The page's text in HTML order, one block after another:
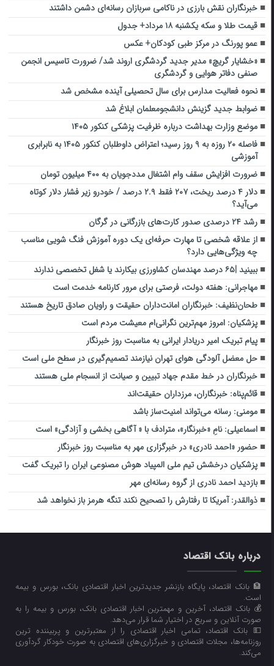
خبرنگاران نقش بارزی در ناکامی سربازان رسانه‌ای دشمن داشتند
قیمت طلا و سکه یکشنبه ۱۸ مرداد+ جدول
عمو پورنگ در مرکز طبی کودکان+ عکس
«خشایار گریچ» مدیر جدید گردشگری اروند شد/ ضرورت تاسیس انجمن
صنفی دفاتر هوایی و گردشگری
نحوه فعالیت مدارس برای سال تحصیلی آینده مشخص شد
ضوابط جدید گزینش دانشجومعلمان ابلاغ شد
موضع وزارت بهداشت درباره ظرفیت پزشکی کنکور ۱۴۰۵
فاصله ۲۰ روزه به ۹ روز رسید؛ اعتراض داوطلبان کنکور ۱۴۰۵ به نابرابری
آموزشی
ضرورت افزایش سقف وام اشتغال مددجویان به ۴۰۰ میلیون تومان
دلار ۴ درصد ریخت، ۲۰۷ فقط ۲.۹ درصد / خودرو زیر فشار دلار کوتاه
می‌آید؟
رشد ۲۴ درصدی صدور کارت‌های بازرگانی در گرگان
از علاقه شخصی تا مهارت حرفه‌ای یک دوره آموزش فنگ شویی مناسب
چه ویژگی‌هایی دارد؟
ببینید |۶۵ درصد مهندسان کشاورزی بیکارند یا شغل تخصصی ندارند
مهاجرانی: هفته دولت، فرصتی برای مرور کارنامه خدمت است
طحان‌نظیف: خبرنگاران امانت‌داران حقیقت و راویان صادق تاریخ‌ هستند
پزشکیان: امروز مهم‌ترین نگرانی‌ام معیشت مردم است
پیام تبریک امیر دریادار ایرانی به مناسبت روز خبرنگار
حل معضل آلودگی هوای تهران نیازمند تصمیم‌گیری در سطح ملی است
خبرنگاران در خط مقدم جهاد تبیین و صیانت از انسجام ملی هستند
قائم‌پناه: ‏خبرنگاران، مرزداران حقیقت‌اند
مومنی: رسانه می‌تواند امنیت‌ساز باشد
اسماعیلی: نامِ «خبرنگار»، مترادف با « آگاهی بخشی و آزادگی» است
حضور «احمد نادری» در خبرگزاری مهر به مناسبت روز خبرنگار
پزشکیان درخشش تیم ملی المپیاد هوش مصنوعی ایران را تبریک گفت
بازدید احمد نادری از گروه رسانه‌ای مهر
ذوالقدر: آمریکا تا رفتارش را تصحیح نکند تنگه هرمز باز نخواهد شد
درباره بانک اقتصاد
🏦 بانک اقتصاد، پایگاه بازنشر جدیدترین اخبار اقتصادی بانک، بورس و بیمه
است.
💰 بانک اقتصاد، آخرین و مهمترین اخبار اقتصادی بانک، بورس و بیمه را به
صورت آنلاین و سریع در اختیار شما قرار می‌‌دهد.
💵 بانک اقتصاد، تمامی اخبار اقتصادی را از معتبرترین و پربیننده ترین
روزنامه‌ها، مجلات اقتصادی و خبرگزاری‌های اقتصادی به صورت خودکار گردآوری
می‌کند.